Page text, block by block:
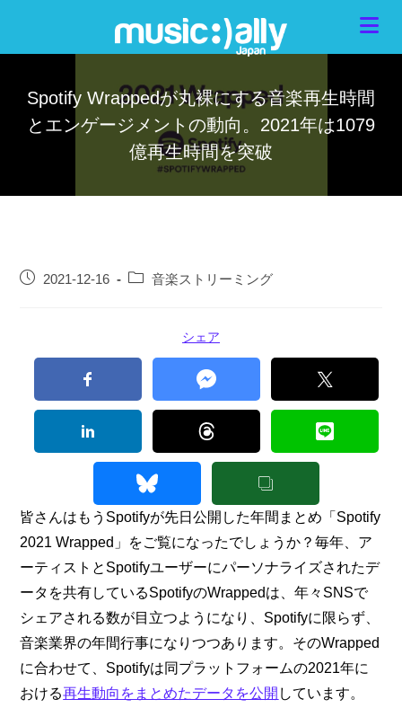
Spotify Wrappedが丸裸にする音楽再生時間
とエンゲージメントの動向。2021年は1079
億再生時間を突破
2021-12-16 音楽ストリーミング
シェア
皆さんはもうSpotifyが先日公開した年間まとめ「Spotify
2021 Wrapped」をご覧になったでしょうか？毎年、ア
ーティストとSpotifyユーザーにパーソナライズされたデ
ータを共有しているSpotifyのWrappedは、年々SNSで
シェアされる数が目立つようになり、Spotifyに限らず、
音楽業界の年間行事になりつつあります。そのWrapped
に合わせて、Spotifyは同プラットフォームの2021年に
おける再生動向をまとめたデータを公開 しています。